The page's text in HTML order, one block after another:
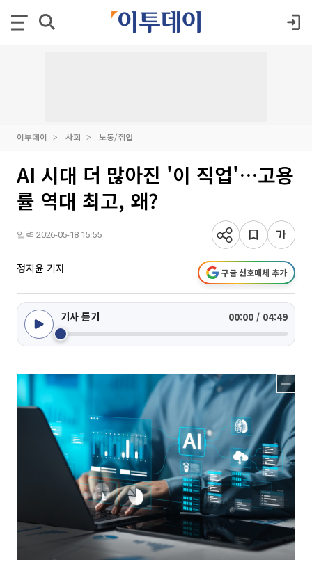
이투데이 사회 노동/취업
AI 시대 더 많아진 '이 직업'…고용
률 역대 최고, 왜?
입력 2026-05-18 15:55
정지윤 기자 구글 선호매체 추가
기사 듣기 00:00 / 04:49